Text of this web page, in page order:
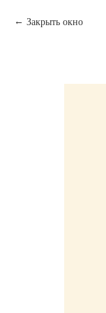
Закрыть окно